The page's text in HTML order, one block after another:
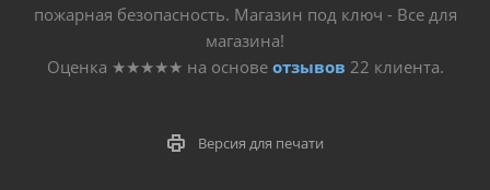
пожарная безопасность. Магазин под ключ - Все для
магазина!
Оценка ★★★★★ на основе отзывов 22 клиента.
Версия для печати